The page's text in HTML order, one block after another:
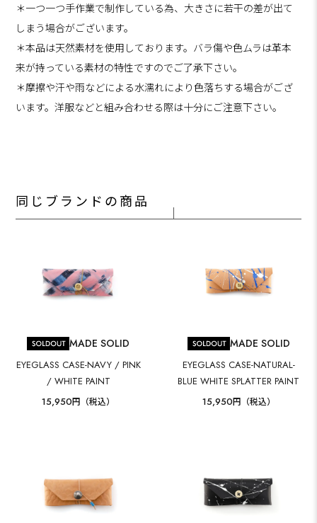
＊一つ一つ手作業で制作している為、大きさに若干の差が出て
しまう場合がございます。
＊本品は天然素材を使用しております。バラ傷や色ムラは革本
来が持っている素材の特性ですのでご了承下さい。
＊摩擦や汗や雨などによる水濡れにより色落ちする場合がござ
います。洋服などと組み合わせる際は十分にご注意下さい。
同じブランドの商品
MADE SOLID
EYEGLASS CASE-NAVY / PINK
/ WHITE PAINT
15,950円（税込）
MADE SOLID
EYEGLASS CASE-NATURAL-
BLUE WHITE SPLATTER PAINT
15,950円（税込）